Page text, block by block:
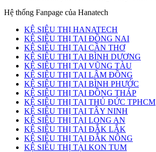
Hệ thống Fanpage của Hanatech
KỆ SIÊU THỊ HANATECH
KỆ SIÊU THỊ TẠI ĐỒNG NAI
KỆ SIÊU THỊ TẠI CẦN THƠ
KỆ SIÊU THỊ TẠI BÌNH DƯƠNG
KỆ SIÊU THỊ TẠI VŨNG TÀU
KỆ SIÊU THỊ TẠI LÂM ĐỒNG
KỆ SIÊU THỊ TẠI BÌNH PHƯỚC
KỆ SIÊU THỊ TẠI ĐỒNG THÁP
KỆ SIÊU THỊ TẠI THỦ ĐỨC TPHCM
KỆ SIÊU THỊ TẠI TÂY NINH
KỆ SIÊU THỊ TẠI LONG AN
KỆ SIÊU THỊ TẠI ĐẮK LẮK
KỆ SIÊU THỊ TẠI ĐẮK NÔNG
KỆ SIÊU THỊ TẠI KON TUM